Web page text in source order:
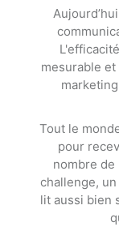
mesurable
Tout le
pour
nombre de
challenge,
lit aussi bien